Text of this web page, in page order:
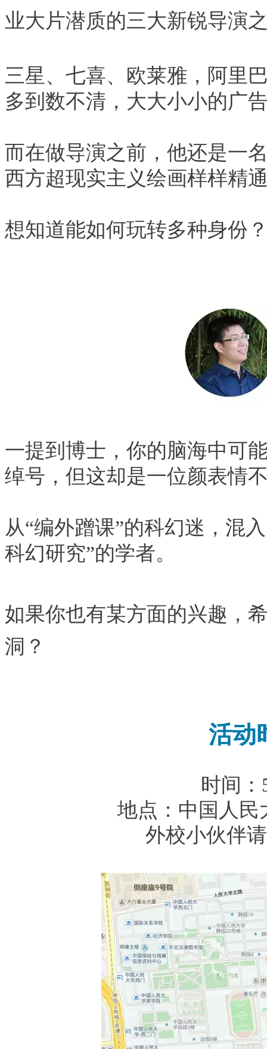
业大片潜质的三大新锐导演
三星、七喜、欧莱雅，阿里
多到数不清，大大小小的广
而在做导演之前，他还是一
西方超现实主义绘画样样精
想知道能如何玩转多种身份
一提到博士，你的脑海中可
绰号，但这却是一位颜表
从“编外蹭课”的科幻迷，混
科幻研究”的学者。
如果你也有某方面的兴趣，
洞？
活动
时间：
地点：中国人民
外校小伙伴